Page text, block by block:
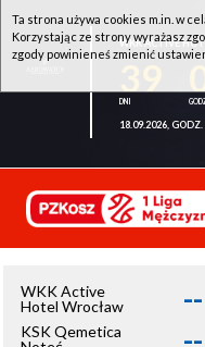
WKK ACTIVE
18.09.2026,
WKK Active
Hotel Wrocław
--
KSK Qemetica
Ta strona używa cookies m.in. w
Korzystając ze strony wyrażasz
zgody powinieneś zmienić